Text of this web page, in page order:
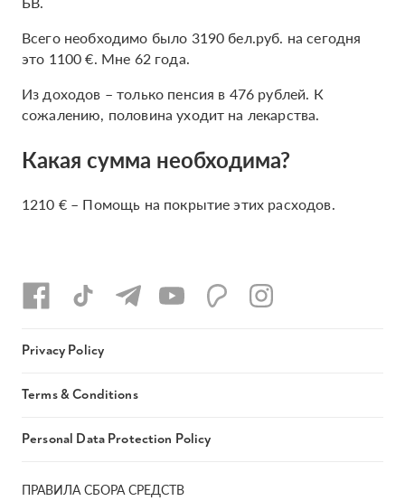
Всего необходимо было 3190 бел.руб. на сегодня
это 1100 €. Мне 62 года.
Из доходов – только пенсия в 476 рублей. К
сожалению, половина уходит на лекарства.
Какая сумма необходима?
1210 € – Помощь на покрытие этих расходов.
ПРАВИЛА СБОРА СРЕДСТВ
Privacy Policy
Terms & Conditions
Personal Data Protection Policy